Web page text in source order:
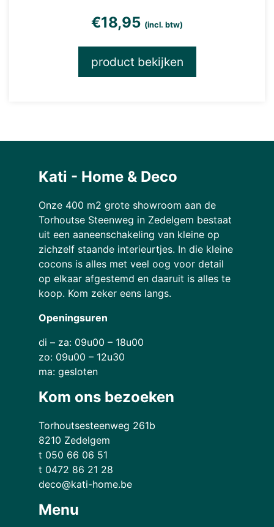
€18,95 (incl. btw)
product bekijken
Kati - Home & Deco
Onze 400 m2 grote showroom aan de
Torhoutse Steenweg in Zedelgem bestaat
uit een aaneenschakeling van kleine op
zichzelf staande interieurtjes. In die kleine
cocons is alles met veel oog voor detail
op elkaar afgestemd en daaruit is alles te
koop. Kom zeker eens langs.
Openingsuren
di – za: 09u00 – 18u00
zo: 09u00 – 12u30
ma: gesloten
Kom ons bezoeken
Torhoutsesteenweg 261b
8210 Zedelgem
t 050 66 06 51
t 0472 86 21 28
deco@kati-home.be
Menu